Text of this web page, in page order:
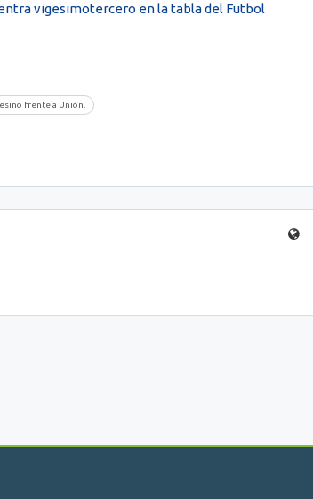
vigesimotercero en la tabla del Futbol
frente a Unión.